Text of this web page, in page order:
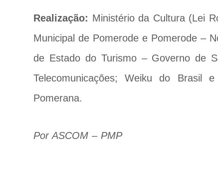
Realização: Ministério da Cultura (Lei
Municipal de Pomerode e Pomerode –
de Estado do Turismo – Governo de
Telecomunicações; Weiku do Brasil
Pomerana.
Por ASCOM – PMP